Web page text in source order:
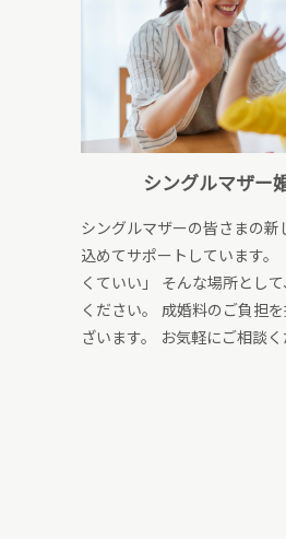
シングルマザー
シングルマザーの皆さまの新
込めてサポートしています。
くていい」 そんな場所とし
ください。 成婚料のご負担
ざいます。 お気軽にご相談く